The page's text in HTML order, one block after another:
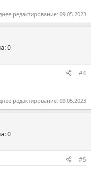
редактирование: 09.05.2023
0
#4
редактирование: 09.05.2023
0
#5